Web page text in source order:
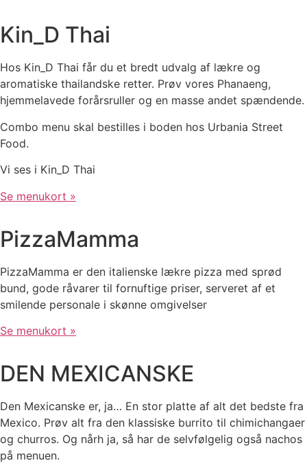
Kin_D Thai
Hos Kin_D Thai får du et bredt udvalg af lækre og
aromatiske thailandske retter. Prøv vores Phanaeng,
hjemmelavede forårsruller og en masse andet spændende.
Combo menu skal bestilles i boden hos Urbania Street
Food.
Vi ses i Kin_D Thai
Se menukort »
PizzaMamma
PizzaMamma er den italienske lækre pizza med sprød
bund, gode råvarer til fornuftige priser, serveret af et
smilende personale i skønne omgivelser
Se menukort »
DEN MEXICANSKE
Den Mexicanske er, ja… En stor platte af alt det bedste fra
Mexico. Prøv alt fra den klassiske burrito til chimichangaer
og churros. Og nårh ja, så har de selvfølgelig også nachos
på menuen.